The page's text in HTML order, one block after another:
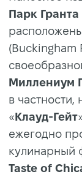
Парк Гранта
(Buckingham
Миллениум
в частности,
«Клауд-Гейт
ежегодно
кулинарный
Taste of